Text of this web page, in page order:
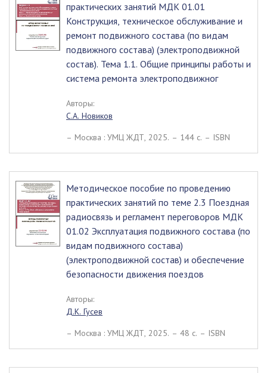
практических занятий МДК 01.01
Конструкция, техническое обслуживание и
ремонт подвижного состава (по видам
подвижного состава) (электроподвижной
состав). Тема 1.1. Общие принципы работы и
система ремонта электроподвижног
Авторы:
С.А. Новиков
– Москва : УМЦ ЖДТ, 2025. – 144 c. – ISBN
Методическое пособие по проведению
практических занятий по теме 2.3 Поездная
радиосвязь и регламент переговоров МДК
01.02 Эксплуатация подвижного состава (по
видам подвижного состава)
(электроподвижной состав) и обеспечение
безопасности движения поездов
Авторы:
Д.К. Гусев
– Москва : УМЦ ЖДТ, 2025. – 48 c. – ISBN